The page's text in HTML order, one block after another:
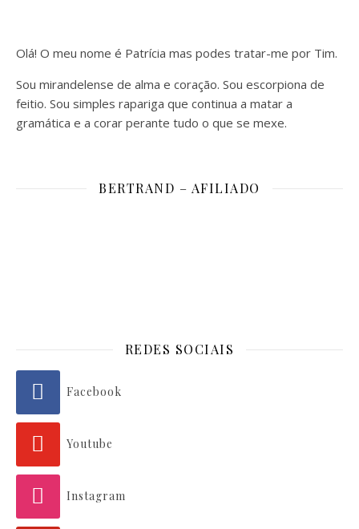
Olá! O meu nome é Patrícia mas podes tratar-me por Tim.
Sou mirandelense de alma e coração. Sou escorpiona de
feitio. Sou simples rapariga que continua a matar a
gramática e a corar perante tudo o que se mexe.
BERTRAND – AFILIADO
REDES SOCIAIS
Facebook
Youtube
Instagram